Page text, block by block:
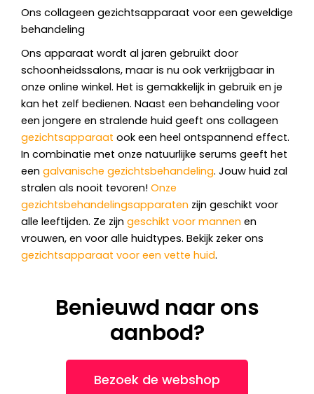
Waardering
0
uit
99,00€ inc. BTW
Ons collageen gezichtsapparaat voor een geweldige
behandeling
Ons apparaat wordt al jaren gebruikt door
schoonheidssalons, maar is nu ook verkrijgbaar in
onze online winkel. Het is gemakkelijk in gebruik en je
kan het zelf bedienen. Naast een behandeling voor
een jongere en stralende huid geeft ons collageen
gezichtsapparaat ook een heel ontspannend effect.
In combinatie met onze natuurlijke serums geeft het
een galvanische gezichtsbehandeling. Jouw huid zal
stralen als nooit tevoren! Onze
gezichtsbehandelingsapparaten zijn geschikt voor
alle leeftijden. Ze zijn geschikt voor mannen en
vrouwen, en voor alle huidtypes. Bekijk zeker ons
gezichtsapparaat voor een vette huid.
Benieuwd naar ons
aanbod?
Bezoek de webshop